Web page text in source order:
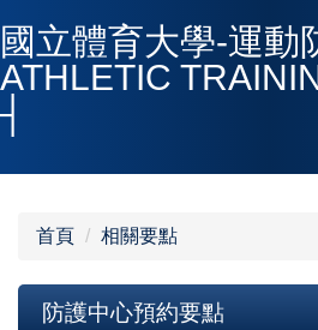
到
主
內
國立體育大學-運動
ATHLETIC
┤
首頁 相關要點
防護中心預約要點